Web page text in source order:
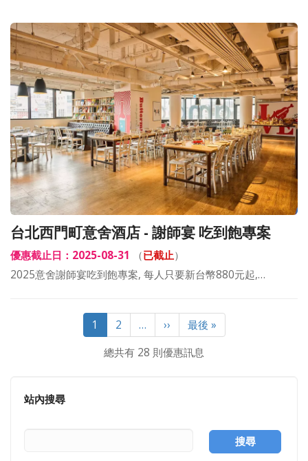
台北西門町意舍酒店 - 謝師宴 吃到飽專案
優惠截止日：2025-08-31 （已截止）
2025意舍謝師宴吃到飽專案, 每人只要新台幣880元起,…
目
前
1 Page
2 …
下
一
頁
››
Last
page
最後 »
總共有 28 則優惠訊息
站內搜尋
搜尋